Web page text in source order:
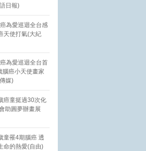
日報)
為愛巡迴全台感
天使打氣(大紀
為愛巡迴全台首
腦癌小天使畫家
媒)
癌童挺過30次化
助圓夢辦畫展
童罹4期腦癌 透
命的熱愛(自由)